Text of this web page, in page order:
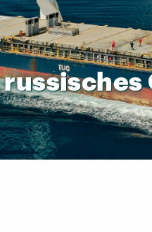
russisches